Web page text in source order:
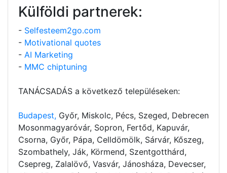
Külföldi partnerek:
- Selfesteem2go.com
- Motivational quotes
- AI Marketing
- MMC chiptuning
TANÁCSADÁS a következő településeken:
Budapest, Győr, Miskolc, Pécs, Szeged, Debrecen
Mosonmagyaróvár, Sopron, Fertőd, Kapuvár,
Csorna, Győr, Pápa, Celldömölk, Sárvár, Kőszeg,
Szombathely, Ják, Körmend, Szentgotthárd,
Csepreg, Zalalövő, Vasvár, Jánosháza, Devecser,